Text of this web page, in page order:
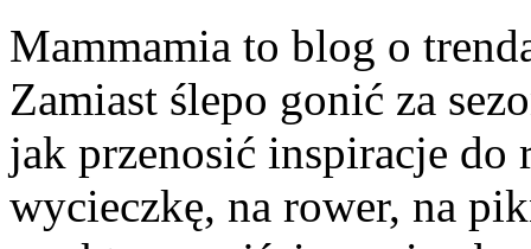
Mammamia to blog o
Zamiast ślepo gonić za
jak przenosić inspiracje do
wycieczkę, na rower, na